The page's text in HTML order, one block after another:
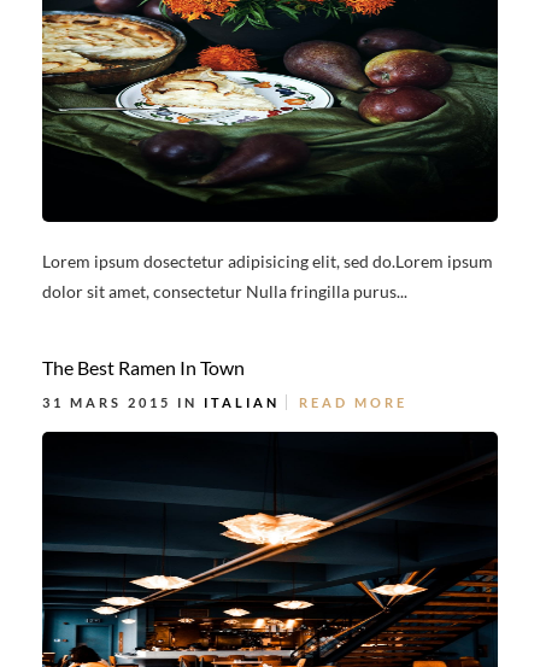
Lorem ipsum dosectetur adipisicing elit, sed do.Lorem ipsum
dolor sit amet, consectetur Nulla fringilla purus...
The Best Ramen In Town
31 MARS 2015 IN ITALIAN READ MORE